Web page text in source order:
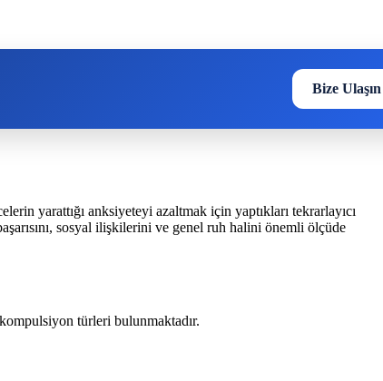
Bize Ulaşın
yarattığı anksiyeteyi azaltmak için yaptıkları tekrarlayıcı
sosyal ilişkilerini ve genel ruh halini önemli ölçüde
türleri bulunmaktadır.